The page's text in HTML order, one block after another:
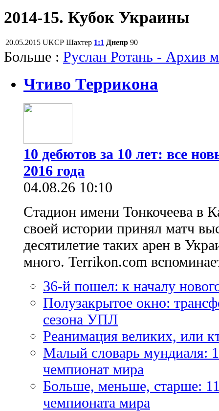
2014-15. Кубок Украины
20.05.2015 UKCP Шахтер 1:1 Днепр 90
Больше : Руслан Ротань - Архив
Чтиво Террикона
10 дебютов за 10 лет: все
2016 года
04.08.26 10:10
Стадион имени Тонкочеева в
своей истории принял матч
десятилетие таких арен в
много. Terrikon.com
36-й пошел: к началу
Полузакрытое окно:
сезона УПЛ
Реанимация великих, или
Малый словарь мундиаля:
чемпионат мира
Больше, меньше, старше:
чемпионата мира